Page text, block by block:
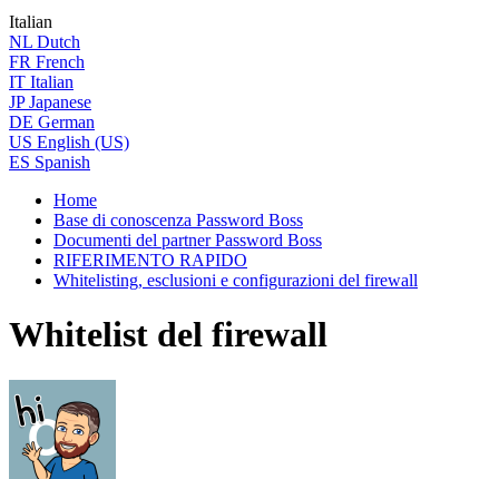
Italian
NL Dutch
FR French
IT Italian
JP Japanese
DE German
US English (US)
ES Spanish
Home
Base di conoscenza Password Boss
Documenti del partner Password Boss
RIFERIMENTO RAPIDO
Whitelisting, esclusioni e configurazioni del firewall
Whitelist del firewall